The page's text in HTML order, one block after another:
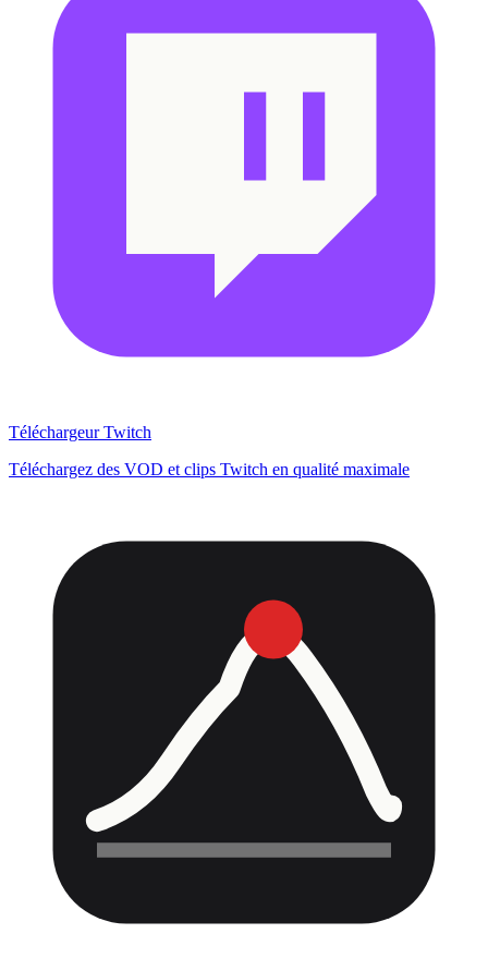
Téléchargeur Twitch
Téléchargez des VOD et clips Twitch en qualité maximale